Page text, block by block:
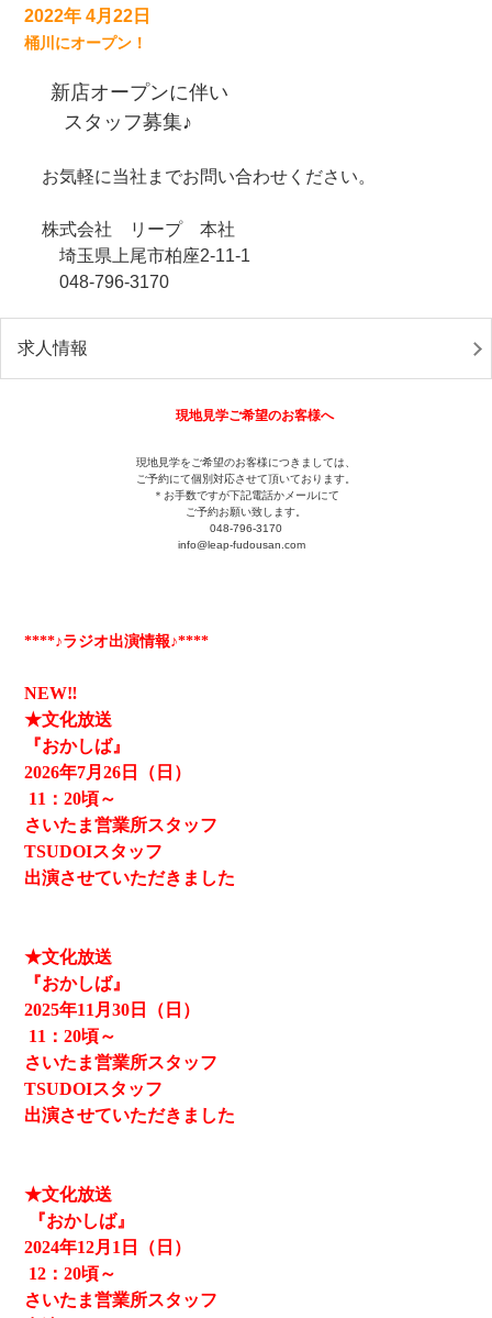
2022年 4月22日
桶川にオープン！
新店オープンに伴い
スタッフ募集♪
お気軽に当社までお問い合わせください。
株式会社 リープ 本社
埼玉県上尾市柏座2-11-1
048-796-3170
求人情報
現地見学ご希望のお客様へ
現地見学をご希望のお客様につきましては、
ご予約にて個別対応させて頂いております。
＊お手数ですが下記電話かメールにて
ご予約お願い致します。
048-796-3170
info@leap-fudousan.com
****♪ラジオ出演情報♪****
NEW‼
★文化放送
『おかしば』
2026年7月26日（日）
11 ：20頃～
さいたま営業所スタッフ
TSUDOIスタッフ
出演させていただきました
★文化放送
『おかしば』
2025年11月30日（日）
11 ：20頃～
さいたま営業所スタッフ
TSUDOIスタッフ
出演させていただきました
★文化放送
『おかしば』
2024年12月1日（日）
12 ：20頃～
さいたま営業所スタッフ